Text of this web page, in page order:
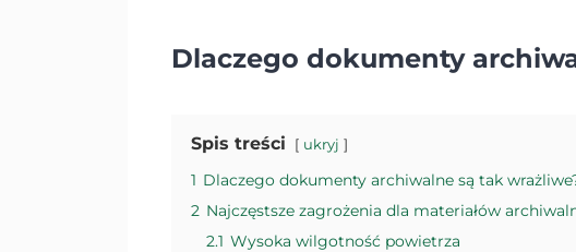
Dlaczego dokumenty
Spis treści ukryj
1 Dlaczego dokumenty archiwalne są tak
2 Najczęstsze zagrożenia dla materiałów
2.1 Wysoka wilgotność powietrza